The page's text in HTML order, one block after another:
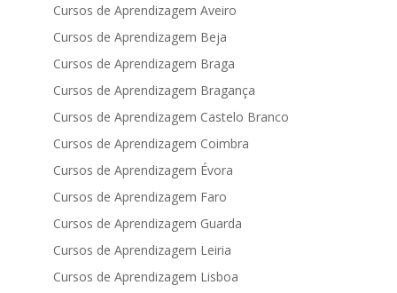
Cursos de Aprendizagem Aveiro
Cursos de Aprendizagem Beja
Cursos de Aprendizagem Braga
Cursos de Aprendizagem Bragança
Cursos de Aprendizagem Castelo Branco
Cursos de Aprendizagem Coimbra
Cursos de Aprendizagem Évora
Cursos de Aprendizagem Faro
Cursos de Aprendizagem Guarda
Cursos de Aprendizagem Leiria
Cursos de Aprendizagem Lisboa